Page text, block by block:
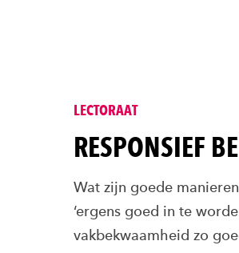
LECTORAAT
RESPONSIEF
Wat zijn goede
‘ergens goed in te
vakbekwaamheid zo